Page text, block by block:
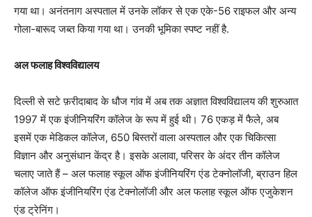
गया था। अनंतनाग अस्पताल में उनके लॉकर से एक एके-56 राइफल और अन्य
गोला-बारूद जब्त किया गया था। उनकी भूमिका स्पष्ट नहीं है.
अल फलाह विश्वविद्यालय
दिल्ली से सटे फ़रीदाबाद के धौज गांव में अब तक अज्ञात विश्वविद्यालय की शुरुआत
1997 में एक इंजीनियरिंग कॉलेज के रूप में हुई थी। 76 एकड़ में फैले, अब
इसमें एक मेडिकल कॉलेज, 650 बिस्तरों वाला अस्पताल और एक चिकित्सा
विज्ञान और अनुसंधान केंद्र है। इसके अलावा, परिसर के अंदर तीन कॉलेज
चलाए जाते हैं – अल फलाह स्कूल ऑफ इंजीनियरिंग एंड टेक्नोलॉजी, ब्राउन हिल
कॉलेज ऑफ इंजीनियरिंग एंड टेक्नोलॉजी और अल फलाह स्कूल ऑफ एजुकेशन
एंड ट्रेनिंग।